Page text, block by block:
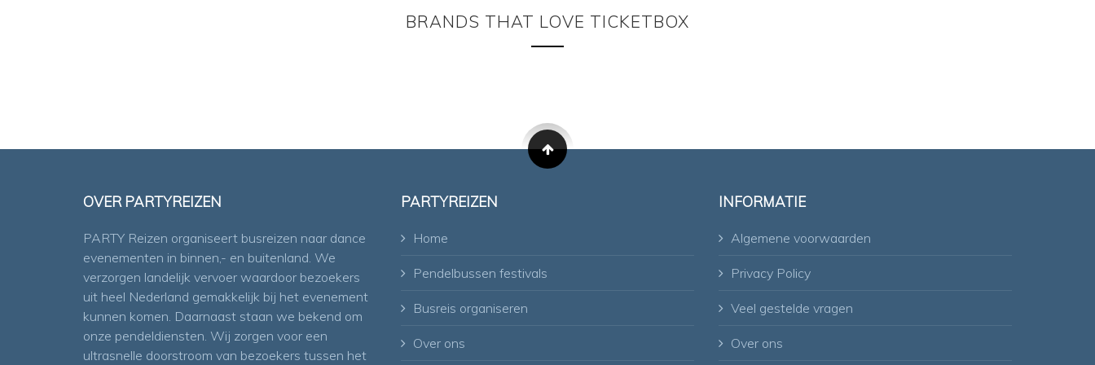
BRANDS THAT LOVE TICKETBOX
OVER PARTYREIZEN
PARTY Reizen organiseert busreizen naar dance
evenementen in binnen,- en buitenland. We
verzorgen landelijk vervoer waardoor bezoekers
uit heel Nederland gemakkelijk bij het evenement
kunnen komen. Daarnaast staan we bekend om
onze pendeldiensten. Wij zorgen voor een
ultrasnelle doorstroom van bezoekers tussen het
PARTYREIZEN
Home
Pendelbussen festivals
Busreis organiseren
Over ons
INFORMATIE
Algemene voorwaarden
Privacy Policy
Veel gestelde vragen
Over ons